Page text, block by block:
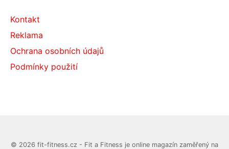
Kontakt
Reklama
Ochrana osobních údajů
Podmínky použití
© 2026 fit-fitness.cz - Fit a Fitness je online magazín zaměřený na